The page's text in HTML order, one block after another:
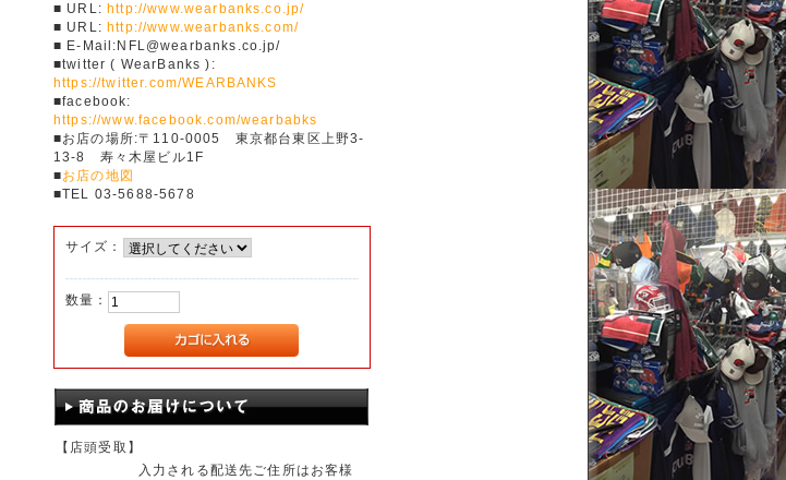
■ URL: http://www.wearbanks.co.jp/
■ URL: http://www.wearbanks.com/
■ E-Mail:NFL@wearbanks.co.jp/
■twitter ( WearBanks ):
https://twitter.com/WEARBANKS
■facebook:
https://www.facebook.com/wearbabks
■お店の場所:〒110-0005 東京都台東区上野3-
13-8 寿々木屋ビル1F
■お店の地図
■TEL 03-5688-5678
サイズ：
数量：
【店頭受取】
入力される配送先ご住所はお客様